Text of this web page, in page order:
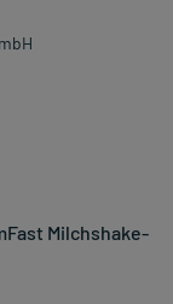
Milchshake-